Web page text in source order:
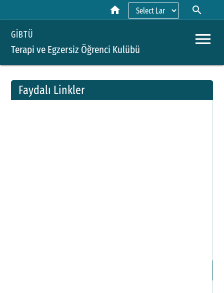
home search
GİBTÜ
Terapi ve Egzersiz Öğrenci Kulübü
menu
Faydalı Linkler